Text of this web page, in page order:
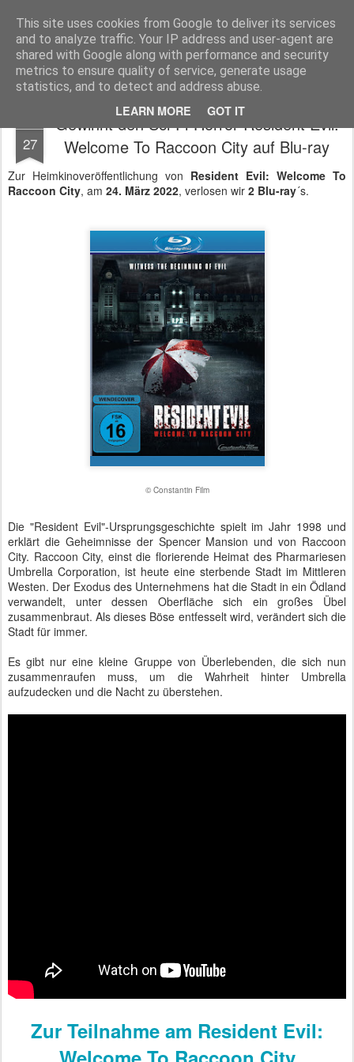
This site uses cookies from Google to deliver its services
and to analyze traffic. Your IP address and user-agent are
shared with Google along with performance and security
metrics to ensure quality of service, generate usage
statistics, and to detect and address abuse.
LEARN MORE GOT IT
MyKinoTrailer
Pages
27
Gewinnt den Sci-Fi-Horror Resident Evil:
Welcome To Raccoon City auf Blu-ray
Zur Heimkinoveröffentlichung von Resident Evil: Welcome To
Raccoon City, am 24. März 2022, verlosen wir 2 Blu-ray´s.
© Constantin Film
Die "Resident Evil"-Ursprungsgeschichte spielt im Jahr 1998 und
erklärt die Geheimnisse der Spencer Mansion und von Raccoon
City. Raccoon City, einst die florierende Heimat des Pharmariesen
Umbrella Corporation, ist heute eine sterbende Stadt im Mittleren
Westen. Der Exodus des Unternehmens hat die Stadt in ein Ödland
verwandelt, unter dessen Oberfläche sich ein großes Übel
zusammenbraut. Als dieses Böse entfesselt wird, verändert sich die
Stadt für immer.
Es gibt nur eine kleine Gruppe von Überlebenden, die sich nun
zusammenraufen muss, um die Wahrheit hinter Umbrella
aufzudecken und die Nacht zu überstehen.
Zur Teilnahme am Resident Evil: